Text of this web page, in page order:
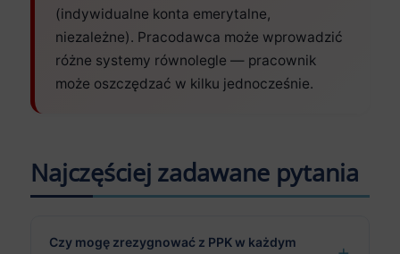
(indywidualne konta emerytalne,
niezależne). Pracodawca może wprowadzić
różne systemy równolegle — pracownik
może oszczędzać w kilku jednocześnie.
Najczęściej zadawane pytania
Czy mogę zrezygnować z PPK w każdym